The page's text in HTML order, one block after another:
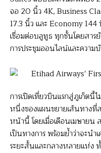
จอ 20 นิ้ว 4K, Business
17.3 นิ้ว และ Economy
เชื่อมต่อบลูทูธ ทุกชั้นโดยสาร
การประชุมออนไลน์และความ
การเปิดเที่ยวบินแรกสู่ภูเก็ตนี้
หนึ่งของแผนขยายเส้นทางที่
หน้านี้ โดยเมื่อเดือนเมษายน
เป็นทางการ พร้อมย้ำว่าจะน
ระยะสั้นและกลางหลายแห่ง